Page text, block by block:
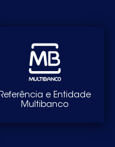
Referência e Entidade
Multibanco